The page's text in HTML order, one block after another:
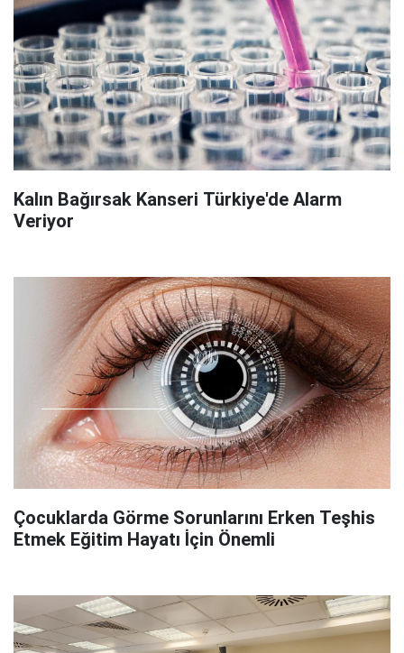
Kalın Bağırsak Kanseri Türkiye'de Alarm
Veriyor
Çocuklarda Görme Sorunlarını Erken Teşhis
Etmek Eğitim Hayatı İçin Önemli